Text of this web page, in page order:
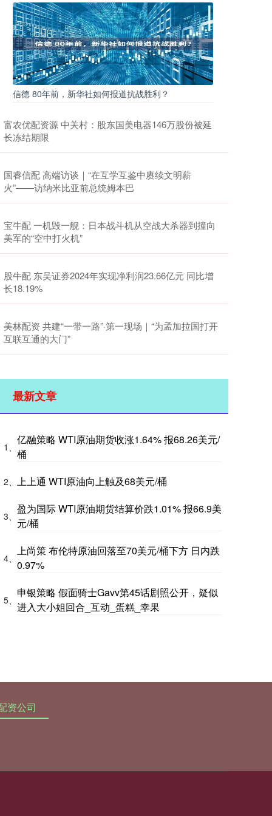
信德 80年前，新华社如何报道抗战胜利？
富农优配资源 中关村：股东国美电器146万股份被延
长冻结期限
国睿信配 高端访谈｜“在互学互鉴中赓续文明薪
火”——访纳米比亚前总统姆本巴
宝牛配 一机毁一舰：日本战斗机从空战大杀器到撞向
美军的“空中打火机”
股牛配 东吴证券2024年实现净利润23.66亿元 同比增
长18.19%
美林配资 共建“一带一路”·第一现场｜“为孟加拉国打开
互联互通的大门”
最新文章
1、
亿融策略 WTI原油期货收涨1.64% 报68.26美元/
桶
2、 上上通 WTI原油向上触及68美元/桶
3、
盈为国际 WTI原油期货结算价跌1.01% 报66.9美
元/桶
4、
上尚策 布伦特原油回落至70美元/桶下方 日内跌
0.97%
5、
申银策略 假面骑士Gavv第45话剧照公开，疑似
进入大小姐回合_互动_蛋糕_幸果
资公司